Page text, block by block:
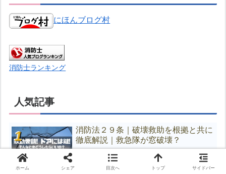
にほんブログ村
消防士ランキング
人気記事
消防法２９条｜破壊救助を根拠と共に
徹底解説｜救急隊が窓破壊？
ホーム シェア 目次へ トップ サイドバー